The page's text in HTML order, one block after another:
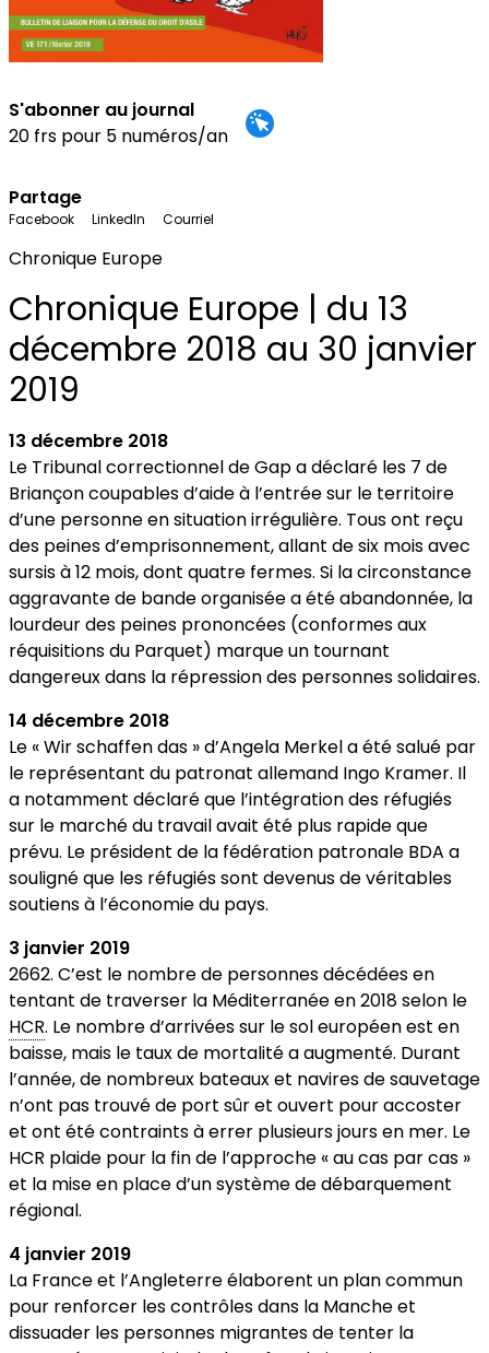
S'abonner au journal
20 frs pour 5 numéros/an
Partage
Facebook LinkedIn Courriel
Chronique Europe
Chronique Europe | du 13
décembre 2018 au 30 janvier
2019
13 décembre 2018
Le Tribunal correctionnel de Gap a déclaré les 7 de
Briançon coupables d’aide à l’entrée sur le territoire
d’une personne en situation irrégulière. Tous ont reçu
des peines d’emprisonnement, allant de six mois avec
sursis à 12 mois, dont quatre fermes. Si la circonstance
aggravante de bande organisée a été abandonnée, la
lourdeur des peines prononcées (conformes aux
réquisitions du Parquet) marque un tournant
dangereux dans la répression des personnes solidaires.
14 décembre 2018
Le « Wir schaffen das » d’Angela Merkel a été salué par
le représentant du patronat allemand Ingo Kramer. Il
a notamment déclaré que l’intégration des réfugiés
sur le marché du travail avait été plus rapide que
prévu. Le président de la fédération patronale BDA a
souligné que les réfugiés sont devenus de véritables
soutiens à l’économie du pays.
3 janvier 2019
2662. C’est le nombre de personnes décédées en
tentant de traverser la Méditerranée en 2018 selon le
HCR. Le nombre d’arrivées sur le sol européen est en
baisse, mais le taux de mortalité a augmenté. Durant
l’année, de nombreux bateaux et navires de sauvetage
n’ont pas trouvé de port sûr et ouvert pour accoster
et ont été contraints à errer plusieurs jours en mer. Le
HCR plaide pour la fin de l’approche « au cas par cas »
et la mise en place d’un système de débarquement
régional.
4 janvier 2019
La France et l’Angleterre élaborent un plan commun
pour renforcer les contrôles dans la Manche et
dissuader les personnes migrantes de tenter la